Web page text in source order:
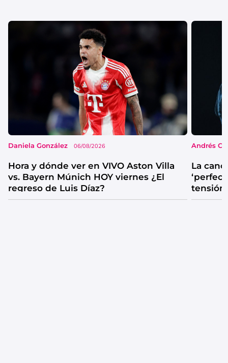
Daniela González 06/08/2026
Hora y dónde ver en VIVO Aston Villa
vs. Bayern Múnich HOY viernes ¿El
regreso de Luis Díaz?
Andrés
La
tensión
catarsis